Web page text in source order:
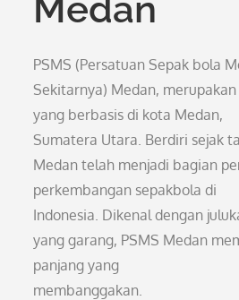
Medan
PSMS (Persatuan Sepak bola
Sekitarnya) Medan,
yang berbasis di kota Medan,
Sumatera Utara. Berdiri sejak
Medan telah menjadi bagian
perkembangan sepakbola di
Indonesia. Dikenal dengan
yang garang, PSMS Medan
panjang yang
membanggakan.